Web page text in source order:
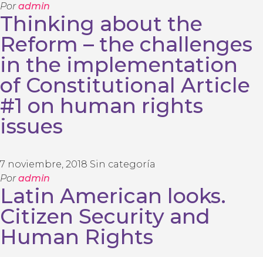
Poradmin
Thinking about the
Reform – the challenges
in the implementation
of Constitutional Article
#1 on human rights
issues
7 noviembre, 2018 Sin categoría
Poradmin
Latin American looks.
Citizen Security and
Human Rights